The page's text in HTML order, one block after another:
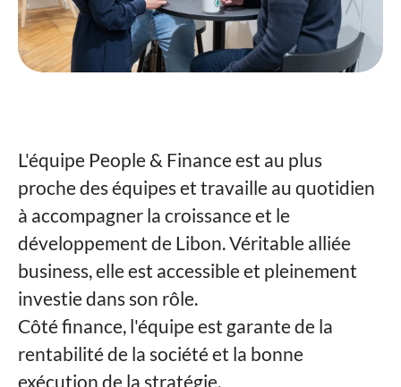
L'équipe People & Finance est au plus
proche des équipes et travaille au quotidien
à accompagner la croissance et le
développement de Libon. Véritable alliée
business, elle est accessible et pleinement
investie dans son rôle.
Côté finance, l'équipe est garante de la
rentabilité de la société et la bonne
exécution de la stratégie.